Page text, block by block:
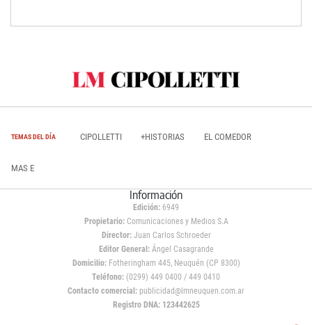
TEMAS DEL DÍA CIPOLLETTI +HISTORIAS EL COMEDOR
MAS E
Información
Edición: 6949
Propietario:Comunicaciones y Medios S.A
Director: Juan Carlos Schroeder
Editor General:Ángel Casagrande
Domicilio:Fotheringham 445, Neuquén (CP 8300)
Teléfono: (0299) 449 0400 / 449 0410
Contacto comercial: publicidad@lmneuquen.com.ar
Registro DNA: 123442625